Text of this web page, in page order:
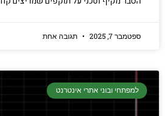
ספטמבר 7, 2025 תגובה אחת
למפתחי ובוני אתרי אינטרנט